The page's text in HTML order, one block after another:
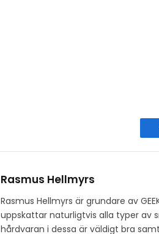
Rasmus Hellmyrs
Rasmus Hellmyrs är grundare av
uppskattar naturligtvis alla typer av
hårdvaran i dessa är väldigt bra